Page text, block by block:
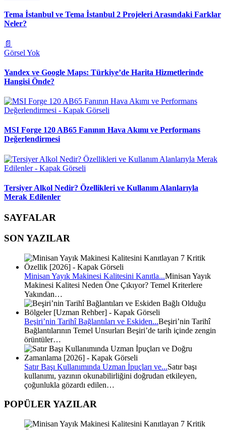
Tema İstanbul ve Tema İstanbul 2 Projeleri Arasındaki Farklar
Neler?
📄
Görsel Yok
Yandex ve Google Maps: Türkiye’de Harita Hizmetlerinde
Hangisi Önde?
MSI Forge 120 AB65 Fanının Hava Akımı ve Performans
Değerlendirmesi
Tersiyer Alkol Nedir? Özellikleri ve Kullanım Alanlarıyla
Merak Edilenler
SAYFALAR
SON YAZILAR
Minisan Yayık Makinesi Kalitesini Kanıtla...Minisan Yayık
Makinesi Kalitesi Neden Öne Çıkıyor? Temel Kriterlere
Yakından…
Beşiri’nin Tarihî Bağlantıları ve Eskiden...Beşiri’nin Tarihî
Bağlantılarının Temel Unsurları Beşiri’de tarih içinde zengin
örüntüler…
Satır Başı Kullanımında Uzman İpuçları ve...Satır başı
kullanımı, yazının okunabilirliğini doğrudan etkileyen,
çoğunlukla gözardı edilen…
POPÜLER YAZILAR